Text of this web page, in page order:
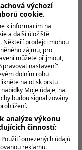
GC
Charles
(HyFlyers
Niemann
GC) -66 (-4)
Garcia
Southern Guards
) -67 (-3)
výchozí
cookie.
k informacím na
a další úložiště
Někteří prodejci mohou
zájmu, pro
můžete přijmout,
nastavení“
dolním rohu
na otisk prstu
Moje údaje, na
budou signalizovány
analýze výkonu
činností:
omezených údajů
reklamu.